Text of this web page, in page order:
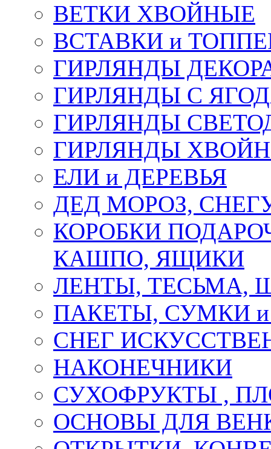
ВЕТКИ ХВОЙНЫЕ
ВСТАВКИ и
ГИРЛЯНДЫ
ГИРЛЯНДЫ С
ГИРЛЯНДЫ
ГИРЛЯНДЫ
ЕЛИ и ДЕРЕВЬЯ
ДЕД МОРОЗ,
КОРОБКИ
КАШПО, ЯЩИКИ
ЛЕНТЫ, ТЕСЬМА,
ПАКЕТЫ, СУМКИ
СНЕГ
НАКОНЕЧНИКИ
СУХОФРУКТЫ ,
ОСНОВЫ ДЛЯ